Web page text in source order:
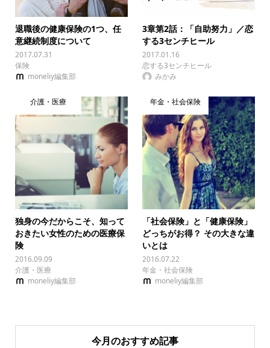
退職後の健康保険の1つ、任
意継続制度について
2017.07.31
保険
moneliy編集部
3章第2話：「自助努力」／恋
する3センチヒール
2017.01.16
恋する3センチヒール
みかみ
介護・医療
独身の今だからこそ、知って
おきたい女性のための医療保
険
2016.09.09
介護・医療
moneliy編集部
年金・社会保険
「社会保険」と「健康保険」
どっちがお得？ その大きな違
いとは
2016.07.22
年金・社会保険
moneliy編集部
今月のおすすめ記事